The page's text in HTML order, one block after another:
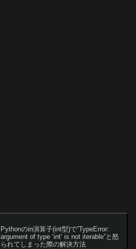
Pythonのin演算子(int型)で”TypeError:
argument of type ‘int’ is not iterable”と怒
られてしまった際の解決方法